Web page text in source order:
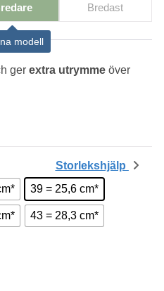
modell
Bredast
ger extra utrymme över
Storlekshjälp
39 = 25,6 cm*
43 = 28,3 cm*